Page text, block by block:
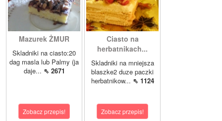
Mazurek ŻMUR
Skladniki na ciasto:20
dag masla lub Palmy (ja
daje... ⇖ 2671
Zobacz przepis!
Ciasto na
herbatnikach...
Skladniki na mniejsza
blaszke2 duze paczki
herbatnikow... ⇖ 1124
Zobacz przepis!